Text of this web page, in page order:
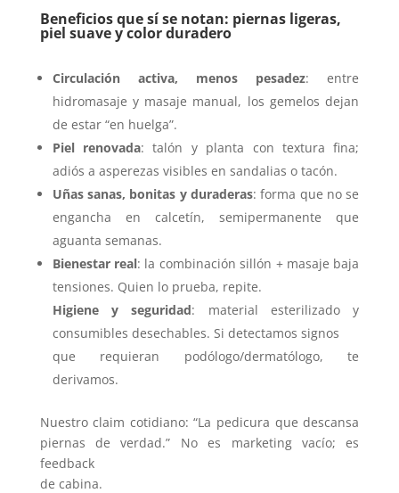
Beneficios que sí se notan: piernas ligeras,
piel suave y colorduradero
Circulación activa, menos pesadez: entre
hidromasaje y masaje manual, los gemelos dejan
de estar “en huelga”.
Piel renovada: talón y planta con textura fina;
adiós a asperezas visibles en sandalias o tacón.
Uñas sanas, bonitas y duraderas: forma que no se
engancha en calcetín, semipermanente que
aguanta semanas.
Bienestar real: la combinación sillón + masaje baja
tensiones. Quien lo prueba, repite.
Higiene y seguridad: material esterilizado y
consumibles desechables. Si detectamos signos
que requieran podólogo/dermatólogo, te
derivamos.
Nuestro claim cotidiano: “La pedicura que descansa
piernas de verdad.” No es marketing vacío; es
feedback
de cabina.